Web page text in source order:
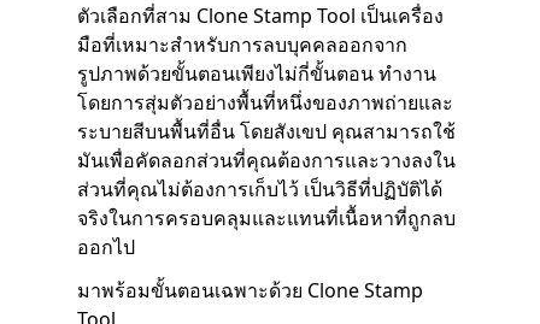
ตัวเลือกที่สาม Clone Stamp Tool เป็นเครื่อง
มือที่เหมาะสำหรับการลบบุคคลออกจาก
รูปภาพด้วยขั้นตอนเพียงไม่กี่ขั้นตอน ทำงาน
โดยการสุ่มตัวอย่างพื้นที่หนึ่งของภาพถ่ายและ
ระบายสีบนพื้นที่อื่น โดยสังเขป คุณสามารถใช้
มันเพื่อคัดลอกส่วนที่คุณต้องการและวางลงใน
ส่วนที่คุณไม่ต้องการเก็บไว้ เป็นวิธีที่ปฏิบัติได้
จริงในการครอบคลุมและแทนที่เนื้อหาที่ถูกลบ
ออกไป
มาพร้อมขั้นตอนเฉพาะด้วย Clone Stamp